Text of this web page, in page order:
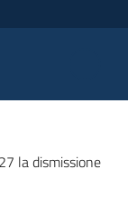
la dismissione